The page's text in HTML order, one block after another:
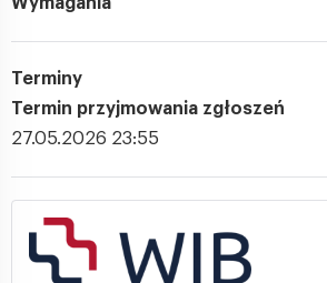
Terminy
Termin przyjmowania zgłoszeń
27.05.2026 23:55